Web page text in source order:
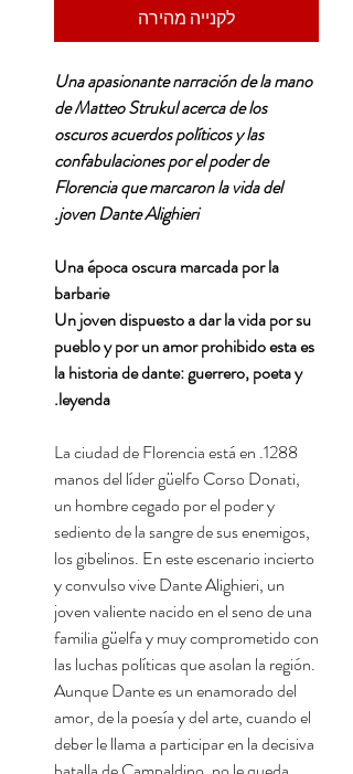
לקנייה מהירה
Una apasionante narración de la mano
de Matteo Strukul acerca de los
oscuros acuerdos políticos y las
confabulaciones por el poder de
Florencia que marcaron la vida del
joven Dante Alighieri.
Una época oscura marcada por la
barbarie
Un joven dispuesto a dar la vida por su
pueblo y por un amor prohibido esta es
la historia de dante: guerrero, poeta y
leyenda.
1288. La ciudad de Florencia está en
manos del líder güelfo Corso Donati,
un hombre cegado por el poder y
sediento de la sangre de sus enemigos,
los gibelinos. En este escenario incierto
y convulso vive Dante Alighieri, un
joven valiente nacido en el seno de una
familia güelfa y muy comprometido con
las luchas políticas que asolan la región.
Aunque Dante es un enamorado del
amor, de la poesía y del arte, cuando el
deber le llama a participar en la decisiva